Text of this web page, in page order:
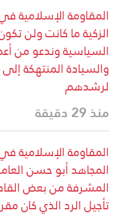
المقاومة الإسلامية
الزكية ما كانت ولن
السياسية وندعو من
والسيادة المنتهكة
لرشدهم
منذ 29 دقيقة
المقاومة الإسلامية في
المجاهد أبو حسن
المشرفة من بعض
تأجيل الرد الذي كان